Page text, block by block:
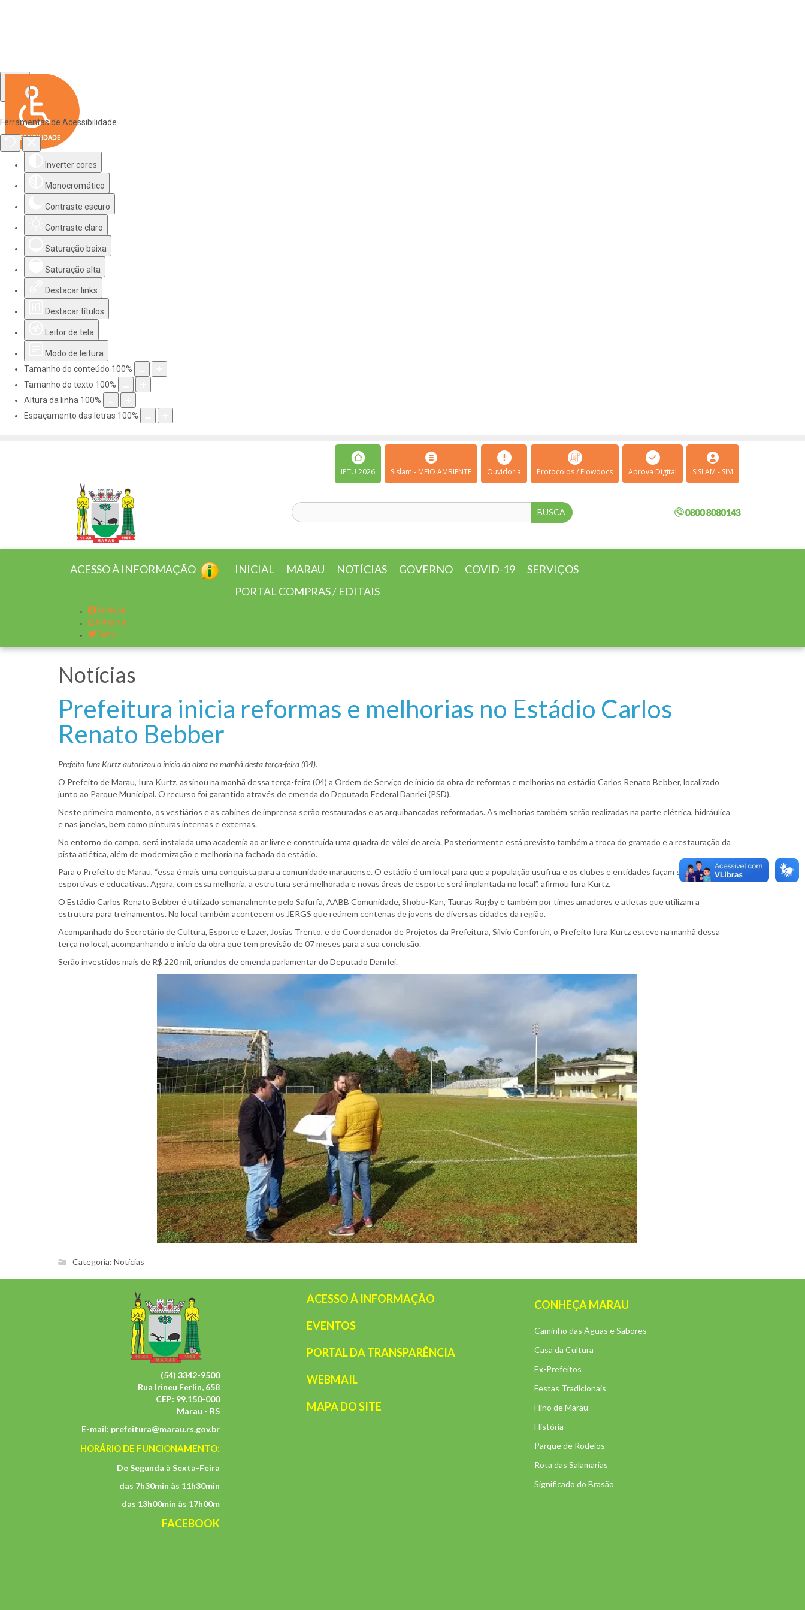
Ferramentas de Acessibilidade
Inverter cores
Monocromático
Contraste escuro
Contraste claro
Saturação baixa
Saturação alta
Destacar links
Destacar títulos
Leitor de tela
Modo de leitura
Tamanho do conteúdo 100%
Tamanho do texto 100%
Altura da linha 100%
Espaçamento das letras 100%
IPTU 2026 Sislam - MEIO AMBIENTE Ouvidoria Protocolos / Flowdocs Aprova Digital SISLAM - SIM
ACESSO À INFORMAÇÃO INICIAL MARAU NOTÍCIAS GOVERNO COVID-19
SERVIÇOS
PORTAL COMPRAS / EDITAIS
Facebook
Instagram
Twitter
Notícias
Prefeitura inicia reformas e melhorias no Estádio Carlos
Renato Bebber
Prefeito Iura Kurtz autorizou o início da obra na manhã desta terça-feira (04).
O Prefeito de Marau, Iura Kurtz, assinou na manhã dessa terça-feira (04) a Ordem de Serviço de início da obra de reformas e melhorias no estádio Carlos Renato Bebber, localizado
junto ao Parque Municipal. O recurso foi garantido através de emenda do Deputado Federal Danrlei (PSD).
Neste primeiro momento, os vestiários e as cabines de imprensa serão restauradas e as arquibancadas reformadas. As melhorias também serão realizadas na parte elétrica, hidráulica
e nas janelas, bem como pinturas internas e externas.
No entorno do campo, será instalada uma academia ao ar livre e construída uma quadra de vôlei de areia. Posteriormente está previsto também a troca do gramado e a restauração da
pista atlética, além de modernização e melhoria na fachada do estádio.
Para o Prefeito de Marau, “essa é mais uma conquista para a comunidade marauense. O estádio é um local para que a população usufrua e os clubes e entidades façam suas atividades
esportivas e educativas. Agora, com essa melhoria, a estrutura será melhorada e novas áreas de esporte será implantada no local”, afirmou Iura Kurtz.
O Estádio Carlos Renato Bebber é utilizado semanalmente pelo Safurfa, AABB Comunidade, Shobu-Kan, Tauras Rugby e também por times amadores e atletas que utilizam a
estrutura para treinamentos. No local também acontecem os JERGS que reúnem centenas de jovens de diversas cidades da região.
Acompanhado do Secretário de Cultura, Esporte e Lazer, Josias Trento, e do Coordenador de Projetos da Prefeitura, Sílvio Confortin, o Prefeito Iura Kurtz esteve na manhã dessa
terça no local, acompanhando o início da obra que tem previsão de 07 meses para a sua conclusão.
Serão investidos mais de R$ 220 mil, oriundos de emenda parlamentar do Deputado Danrlei.
Categoria: Notícias
(54) 3342-9500
Rua Irineu Ferlin, 658
CEP: 99.150-000
Marau - RS
E-mail: prefeitura@marau.rs.gov.br
HORÁRIO DE FUNCIONAMENTO:
De Segunda à Sexta-Feira
das 7h30min às 11h30min
das 13h00min às 17h00m
FACEBOOK
ACESSO À INFORMAÇÃO
EVENTOS
PORTAL DA TRANSPARÊNCIA
WEBMAIL
MAPA DO SITE
CONHEÇA MARAU
Caminho das Águas e Sabores
Casa da Cultura
Ex-Prefeitos
Festas Tradicionais
Hino de Marau
História
Parque de Rodeios
Rota das Salamarias
Significado do Brasão